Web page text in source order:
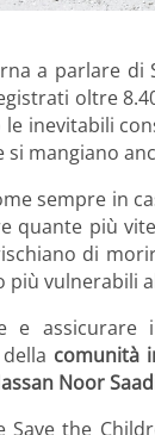
a parlare di
oltre
inevitabili
mangiano
sempre in
quante più
di
più vulnerabili
e assicurare
comunità
Noor
Save the